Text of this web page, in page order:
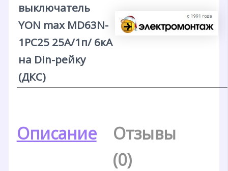
выключатель
YON max MD63N-
1PC25 25А/1п/ 6кА
на Din-рейку
(ДКС)
Описание
Отзывы
(0)